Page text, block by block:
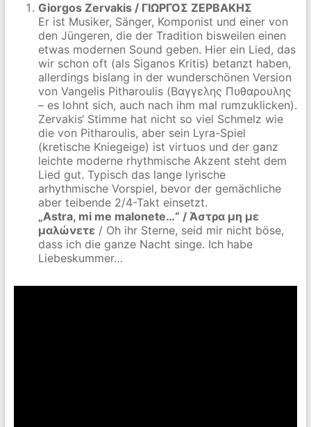
Giorgos Zervakis / ΓΙΩΡΓΟΣ ΖΕΡΒΑΚΗΣ
Er ist Musiker, Sänger, Komponist und einer von
den Jüngeren, die der Tradition bisweilen einen
etwas modernen Sound geben. Hier ein Lied, das
wir schon oft (als Siganos Kritis) betanzt haben,
allerdings bislang in der wunderschönen Version
von Vangelis Pitharoulis (Βαγγελης Πυθαρουλης
– es lohnt sich, auch nach ihm mal rumzuklicken).
Zervakis‘ Stimme hat nicht so viel Schmelz wie
die von Pitharoulis, aber sein Lyra-Spiel
(kretische Kniegeige) ist virtuos und der ganz
leichte moderne rhythmische Akzent steht dem
Lied gut. Typisch das lange lyrische
arhythmische Vorspiel, bevor der gemächliche
aber teibende 2/4-Takt einsetzt.
„Astra, mi me malonete…“ / Άστρα μη με
μαλώνετε/ Oh ihr Sterne, seid mir nicht böse,
dass ich die ganze Nacht singe. Ich habe
Liebeskummer…